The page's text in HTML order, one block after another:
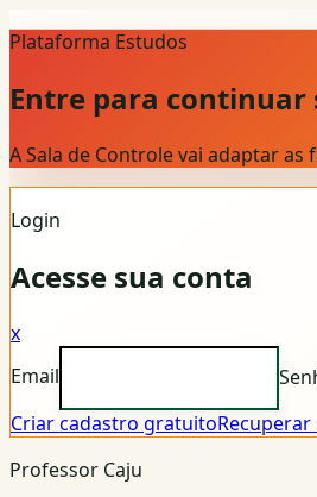
Plataforma Estudos
Entre para
A Sala de Controle vai adaptar
Login
Acesse sua conta
x
Email
Criar cadastro gratuitoRecuperar
Professor Caju